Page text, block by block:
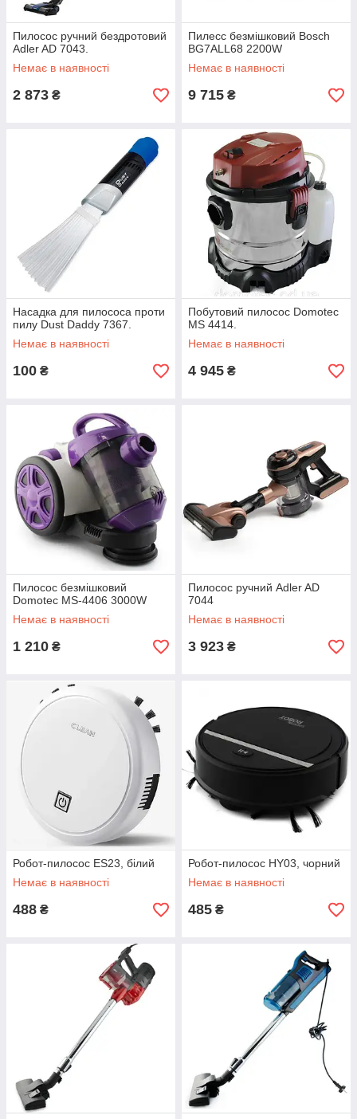
Пилосос ручний бездротовий
Adler AD 7043.
Немає в наявності
2 873 ₴
Пилесс безмішковий Bosch
BG7ALL68 2200W
Немає в наявності
9 715 ₴
Насадка для пилососа проти
пилу Dust Daddy 7367.
Немає в наявності
100 ₴
Побутовий пилосос Domotec
MS 4414.
Немає в наявності
4 945 ₴
Пилосос безмішковий
Domotec MS-4406 3000W
Немає в наявності
1 210 ₴
Пилосос ручний Adler AD
7044
Немає в наявності
3 923 ₴
Робот-пилосос ES23, білий
Немає в наявності
488 ₴
Робот-пилосос HY03, чорний
Немає в наявності
485 ₴